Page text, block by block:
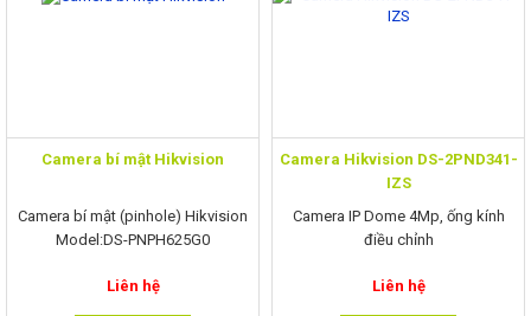
Camera bí mật Hikvision
Camera bí mật (pinhole) Hikvision
Model:DS-PNPH625G0
Liên hệ
Camera Hikvision DS-2PND341-
IZS
Camera IP Dome 4Mp, ống kính
điều chỉnh
CMOS;
Liên hệ